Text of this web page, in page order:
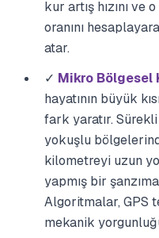
kur artış hızını
oranını
atar.
✓ Mikro Bölgesel
hayatının büyük
fark yaratır.
yokuşlu
kilometreyi uzun
yapmış bir
Algoritmalar, GPS
mekanik